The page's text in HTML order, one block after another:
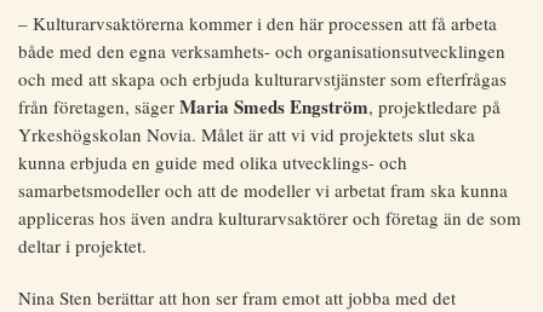
– Kulturarvsaktörerna kommer i den här processen att få arbeta
både med den egna verksamhets- och organisationsutvecklingen
och med att skapa och erbjuda kulturarvstjänster som efterfrågas
från företagen, säger Maria Smeds Engström, projektledare på
Yrkeshögskolan Novia. Målet är att vi vid projektets slut ska
kunna erbjuda en guide med olika utvecklings- och
samarbetsmodeller och att de modeller vi arbetat fram ska kunna
appliceras hos även andra kulturarvsaktörer och företag än de som
deltar i projektet.
Nina Sten berättar att hon ser fram emot att jobba med det